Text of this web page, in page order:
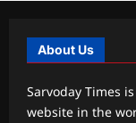
About Us
Sarvoday Times
website in the